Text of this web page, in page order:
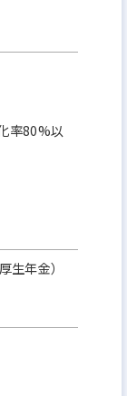
率80%以
生年金）